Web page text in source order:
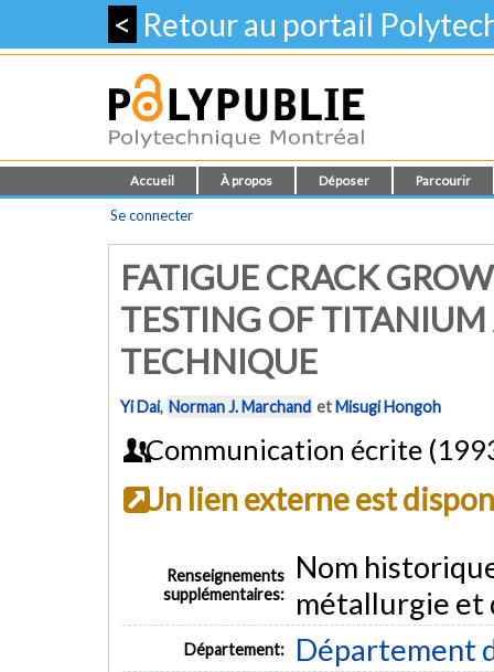
< Retour au portail
Accueil À propos Déposer Parcourir
Se connecter
FATIGUE CRACK
TESTING OF
TECHNIQUE
Yi Dai, Norman J. Marchand etMisugi Hongoh
Communication écrite
Un lien externe est
Renseignements
supplémentaires:
Nom
métallurgie et
Département: Département